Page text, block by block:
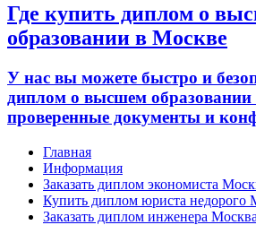
Где купить диплом о
образовании в Москве
У нас вы можете быстро и
диплом о высшем
проверенные документы и
Главная
Информация
Заказать диплом экономиста
Купить диплом юриста недорого
Заказать диплом инженера Москва